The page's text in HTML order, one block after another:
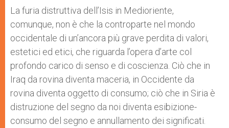
La furia distruttiva dell’Isis in Medioriente,
comunque, non è che la controparte nel mondo
occidentale di un’ancora più grave perdita di valori,
estetici ed etici, che riguarda l’opera d’arte col
profondo carico di senso e di coscienza. Ciò che in
Iraq da rovina diventa maceria, in Occidente da
rovina diventa oggetto di consumo; ciò che in Siria è
distruzione del segno da noi diventa esibizione-
consumo del segno e annullamento dei significati.